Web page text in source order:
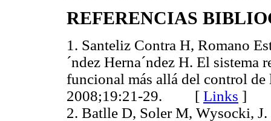
REFERENCIAS
1. Santeliz Contra H, Romano
´ndez Herna´ndez H. El
funcional más allá del control
2008;19:21-29. [ Links ]
2. Batlle D, Soler M, Wysocki,